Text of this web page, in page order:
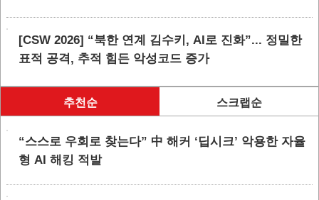
[CSW 2026] “북한 연계 김수키, AI로 진화”... 정밀한
표적 공격, 추적 힘든 악성코드 증가
추천순 스크랩순
“스스로 우회로 찾는다” 中 해커 ‘딥시크’ 악용한 자율
형 AI 해킹 적발